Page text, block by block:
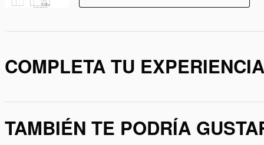
COMPLETA TU
TAMBIÉN TE PODRÍA